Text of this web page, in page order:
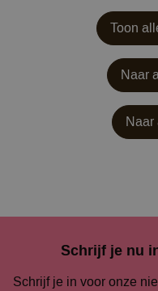
Toon
Naar
Naar
Schrijf je nu
Schrijf je in voor onze